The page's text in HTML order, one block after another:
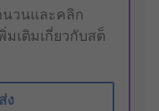
นวนและคลิก
มเติมเกี่ยวกับสต็
ง